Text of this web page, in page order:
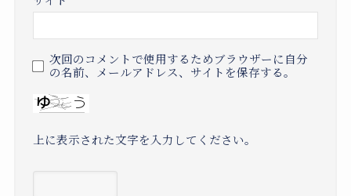
次回のコメントで使用するためブラウザーに自分
の名前、メールアドレス、サイトを保存する。
上に表示された文字を入力してください。